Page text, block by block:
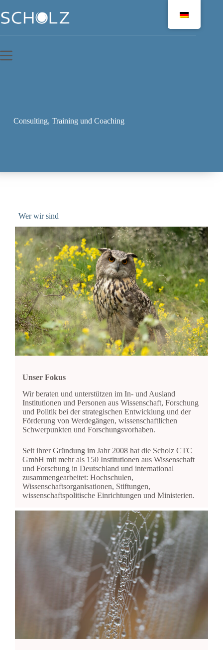
Consulting, Training und Coaching
Wer wir sind
Unser Fokus
Wir beraten und unterstützen im In- und Ausland
Institutionen und Personen aus Wissenschaft, Forschung
und Politik bei der strategischen Entwicklung und der
Förderung von Werdegängen, wissenschaftlichen
Schwerpunkten und Forschungsvorhaben.
Seit ihrer Gründung im Jahr 2008 hat die Scholz CTC
GmbH mit mehr als 150 Institutionen aus Wissenschaft
und Forschung in Deutschland und international
zusammengearbeitet: Hochschulen,
Wissenschaftsorganisationen, Stiftungen,
wissenschaftspolitische Einrichtungen und Ministerien.